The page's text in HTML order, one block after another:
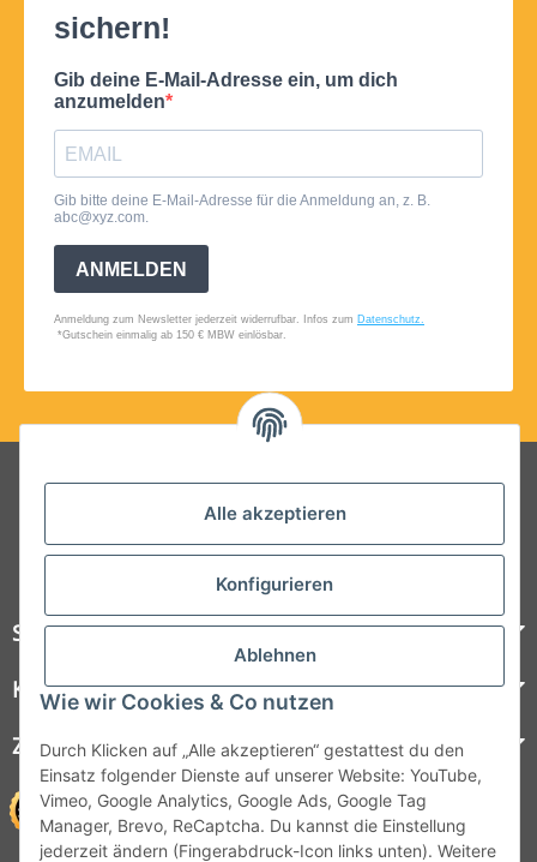
Alle akzeptieren
Konfigurieren
Ablehnen
Wie wir Cookies & Co nutzen
Durch Klicken auf „Alle akzeptieren“ gestattest du den
Einsatz folgender Dienste auf unserer Website: YouTube,
Vimeo, Google Analytics, Google Ads, Google Tag
Manager, Brevo, ReCaptcha. Du kannst die Einstellung
jederzeit ändern (Fingerabdruck-Icon links unten). Weitere
Folgt uns auf Social Media
Steelboxx
Kundenservice
Zahlungsmöglichkeiten